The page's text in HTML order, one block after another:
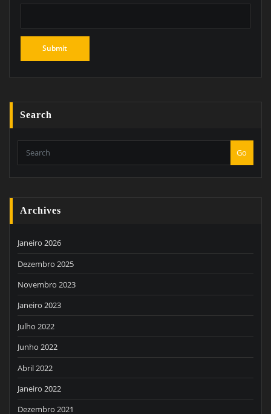
Search
Go
Archives
Janeiro 2026
Dezembro 2025
Novembro 2023
Janeiro 2023
Julho 2022
Junho 2022
Abril 2022
Janeiro 2022
Dezembro 2021